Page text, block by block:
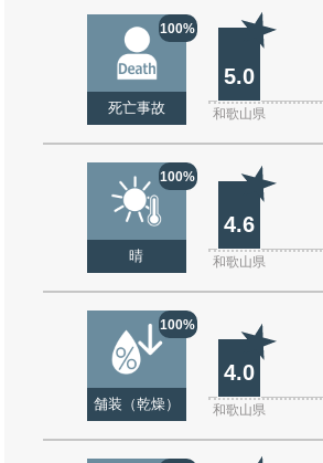
100%
死亡事故
5.0
和歌山県
100%
晴
4.6
和歌山県
100%
舗装（乾燥）
4.0
和歌山県